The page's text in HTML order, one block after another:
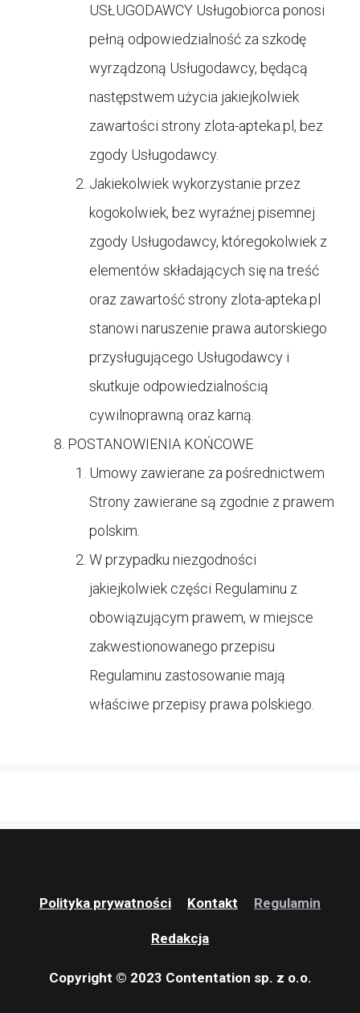
USŁUGODAWCY Usługobiorca ponosi
pełną odpowiedzialność za szkodę
wyrządzoną Usługodawcy, będącą
następstwem użycia jakiejkolwiek
zawartości strony zlota-apteka.pl, bez
zgody Usługodawcy.
Jakiekolwiek wykorzystanie przez
kogokolwiek, bez wyraźnej pisemnej
zgody Usługodawcy, któregokolwiek z
elementów składających się na treść
oraz zawartość strony zlota-apteka.pl
stanowi naruszenie prawa autorskiego
przysługującego Usługodawcy i
skutkuje odpowiedzialnością
cywilnoprawną oraz karną.
POSTANOWIENIA KOŃCOWE
Umowy zawierane za pośrednictwem
Strony zawierane są zgodnie z prawem
polskim.
W przypadku niezgodności
jakiejkolwiek części Regulaminu z
obowiązującym prawem, w miejsce
zakwestionowanego przepisu
Regulaminu zastosowanie mają
właściwe przepisy prawa polskiego.
Polityka prywatności Kontakt Regulamin
Redakcja
Copyright © 2023 Contentation sp. z o.o.